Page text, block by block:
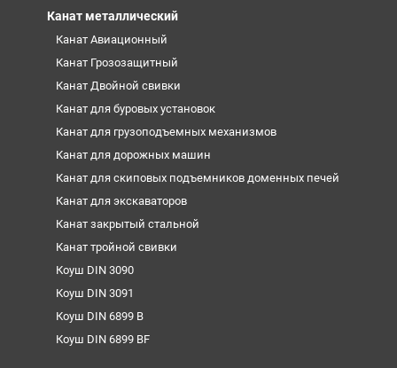
Канат металлический
Канат Авиационный
Канат Грозозащитный
Канат Двойной свивки
Канат для буровых установок
Канат для грузоподъемных механизмов
Канат для дорожных машин
Канат для скиповых подъемников доменных печей
Канат для экскаваторов
Канат закрытый стальной
Канат тройной свивки
Коуш DIN 3090
Коуш DIN 3091
Коуш DIN 6899 B
Коуш DIN 6899 BF